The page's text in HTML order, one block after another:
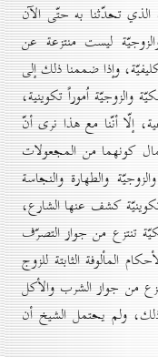
تحدّثنا به حتّى الآن
ليست منتزعة عن
وإذا ضممنا ذلك إلى
اُموراً تكوينية،
إلّا أنّنا مع هذا نرى أنّ
كونهما من المجعولات
والطهارة والنجاسة
كشف عنها الشارع،
تنتزع من جواز التصرّف
المألوفة الثابتة للزوج
من جواز الشرب والأكل
ولم يحتمل الشيخ أن